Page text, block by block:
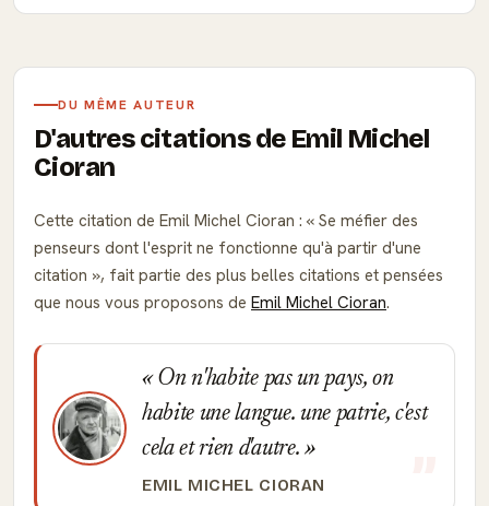
DU MÊME AUTEUR
D'autres citations de Emil Michel
Cioran
Cette citation de Emil Michel Cioran :
Se méfier des
penseurs dont l'esprit ne fonctionne qu'à partir d'une
citation
, fait partie des plus belles citations et pensées
que nous vous proposons de Emil Michel Cioran.
On n'habite pas un pays, on
habite une langue. une patrie, c'est
cela et rien d'autre.
EMIL MICHEL CIORAN